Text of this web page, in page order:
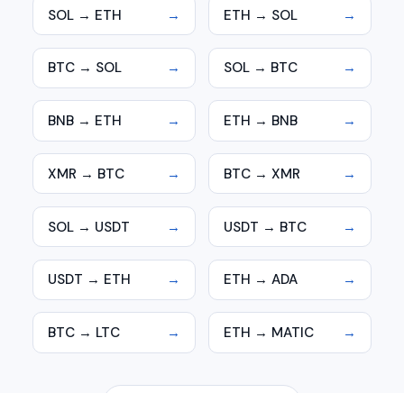
SOL → ETH → ETH → SOL →
BTC → SOL → SOL → BTC →
BNB → ETH → ETH → BNB →
XMR → BTC → BTC → XMR →
SOL → USDT → USDT → BTC →
USDT → ETH → ETH → ADA →
BTC → LTC → ETH → MATIC →